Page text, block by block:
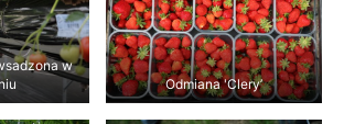
w
Odmiana 'Clery’